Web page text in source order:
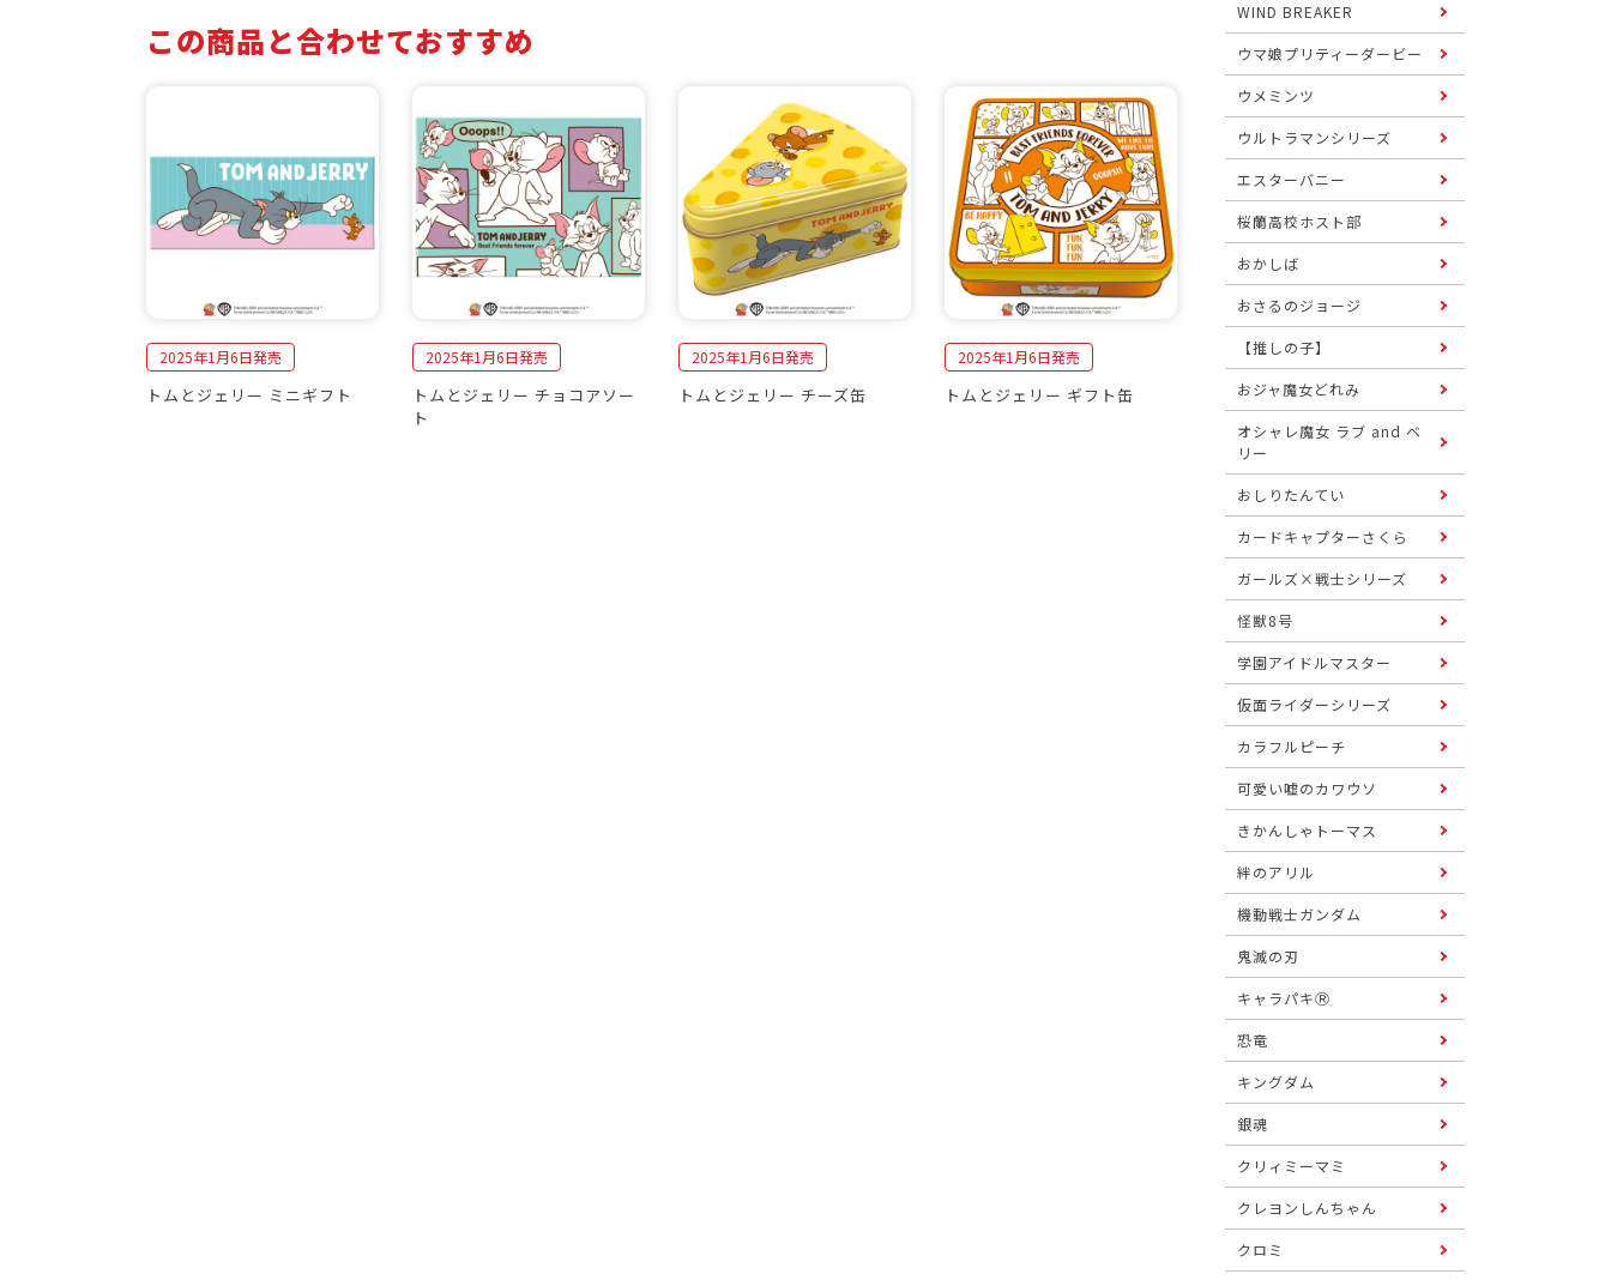
この商品と合わせておすすめ
2025年1月6日発売
トムとジェリー ミニギフト
2025年1月6日発売
トムとジェリー チョコアソー
ト
2025年1月6日発売
トムとジェリー チーズ缶
2025年1月6日発売
トムとジェリー ギフト缶
WIND BREAKER
ウマ娘プリティーダービー
ウメミンツ
ウルトラマンシリーズ
エスターバニー
桜蘭高校ホスト部
おかしば
おさるのジョージ
【推しの子】
おジャ魔女どれみ
オシャレ魔女 ラブ and ベ
リー
おしりたんてい
カードキャプターさくら
ガールズ×戦士シリーズ
怪獣8号
学園アイドルマスター
仮面ライダーシリーズ
カラフルピーチ
可愛い嘘のカワウソ
きかんしゃトーマス
絆のアリル
機動戦士ガンダム
鬼滅の刃
キャラパキⓇ
恐竜
キングダム
銀魂
クリィミーマミ
クレヨンしんちゃん
クロミ